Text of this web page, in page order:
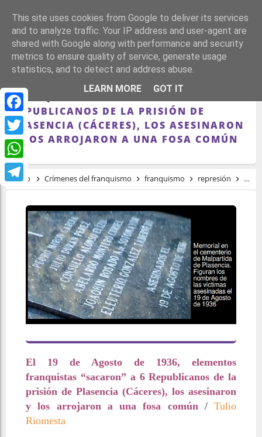
Facebook
Twitter
WhatsApp
Telegram
EL 19 DE AGOSTO DE 1936, ELEMENTOS
FRANQUISTAS “SACARON” A 6
REPUBLICANOS DE LA PRISIÓN DE
PLASENCIA (CÁCERES), LOS ASESINARON
Y LOS ARROJARON A UNA FOSA COMÚN
Inicio Crímenes del franquismo franquismo represión El
El 19 de Agosto de 1936, elementos
franquistas “sacaron” a 6 Republicanos de la
prisión de Plasencia (Cáceres), los asesinaron
y los arrojaron a una fosa común / Tulio
Riomesta
This site uses cookies from Google to deliver its services
and to analyze traffic. Your IP address and user-agent are
shared with Google along with performance and security
metrics to ensure quality of service, generate usage
statistics, and to detect and address abuse.
LEARN MORE
GOT IT